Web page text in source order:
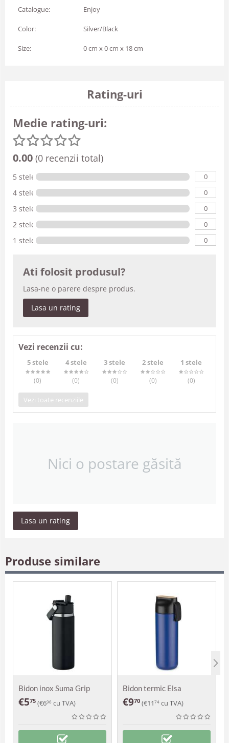
Catalogue: Enjoy
Color: Silver/Black
Size: 0 cm x 0 cm x 18 cm
Rating-uri
Medie rating-uri:
0.00 (0 recenzii total)
5 stele 0
4 stele 0
3 stele 0
2 stele 0
1 stele 0
Ati folosit produsul?
Lasa-ne o parere despre produs.
Lasa un rating
Vezi recenzii cu:
5 stele
(0)
4 stele
(0)
3 stele
(0)
2 stele
(0)
1 stele
(0)
Vezi toate recenziile
Nici o postare găsită
Lasa un rating
Produse similare
Bidon inox Suma Grip
€575 (€696 cu TVA)
Bidon termic Elsa
€970 (€11 74 cu TVA)